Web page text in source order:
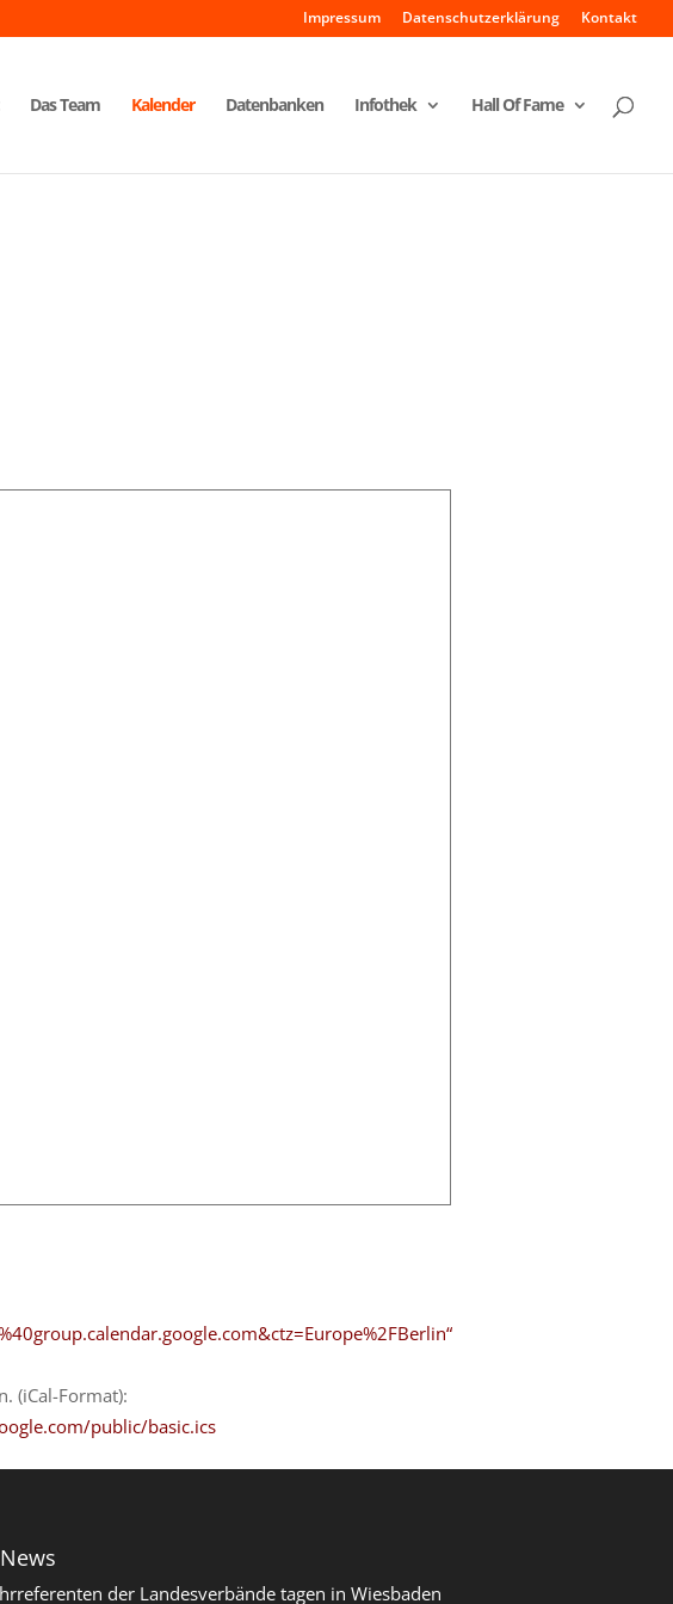
Impressum Datenschutzerklärung Kontakt
Das Team Kalender Datenbanken Infothek Hall Of Fame
(iCal-Format):
public/basic.ics
der Landesverbände tagen in Wiesbaden